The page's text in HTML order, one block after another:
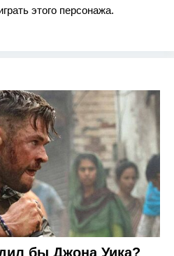
этого персонажа.
бы Джона Уика?